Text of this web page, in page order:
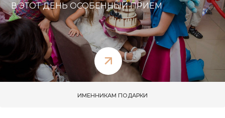
В ЭТОТ ДЕНЬ ОСОБЕННЫЙ ПРИЕМ
ИМЕННИКАМ ПОДАРКИ